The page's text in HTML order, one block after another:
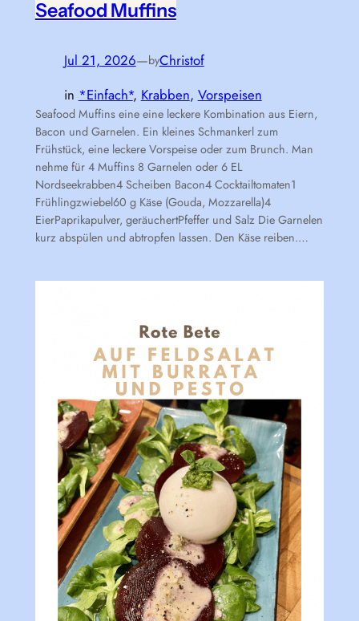
Seafood Muffins
Jul 21, 2026—byChristof
in *Einfach*, Krabben, Vorspeisen
Seafood Muffins eine eine leckere Kombination aus Eiern,
Bacon und Garnelen. Ein kleines Schmankerl zum
Frühstück, eine leckere Vorspeise oder zum Brunch. Man
nehme für 4 Muffins 8 Garnelen oder 6 EL
Nordseekrabben4 Scheiben Bacon4 Cocktailtomaten1
Frühlingzwiebel60 g Käse (Gouda, Mozzarella)4
EierPaprikapulver, geräuchertPfeffer und Salz Die Garnelen
kurz abspülen und abtropfen lassen. Den Käse reiben.…